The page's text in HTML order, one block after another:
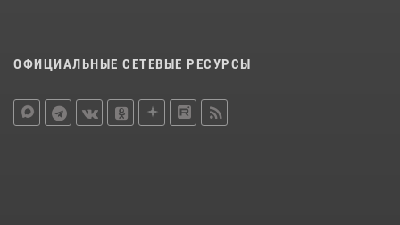
ОФИЦИАЛЬНЫЕ СЕТЕВЫЕ РЕСУРСЫ